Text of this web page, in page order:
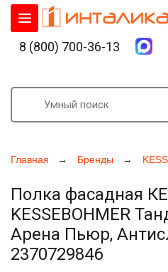
Главная Бренды
Полка фасадная
KESSEBOHMER
Арена Пьюр,
2370729846
8 (800) 700-36-13